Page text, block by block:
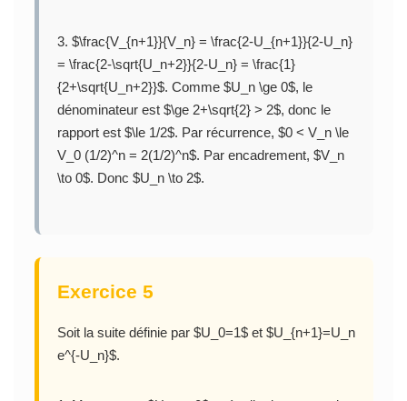
3. $\frac{V_{n+1}}{V_n} = \frac{2-U_{n+1}}{2-U_n}
= \frac{2-\sqrt{U_n+2}}{2-U_n} = \frac{1}
{2+\sqrt{U_n+2}}$. Comme $U_n \ge 0$, le
dénominateur est $\ge 2+\sqrt{2} > 2$, donc le
rapport est $\le 1/2$. Par récurrence, $0 < V_n \le
V_0 (1/2)^n = 2(1/2)^n$. Par encadrement, $V_n
\to 0$. Donc $U_n \to 2$.
Exercice 5
Soit la suite définie par $U_0=1$ et $U_{n+1}=U_n
e^{-U_n}$.